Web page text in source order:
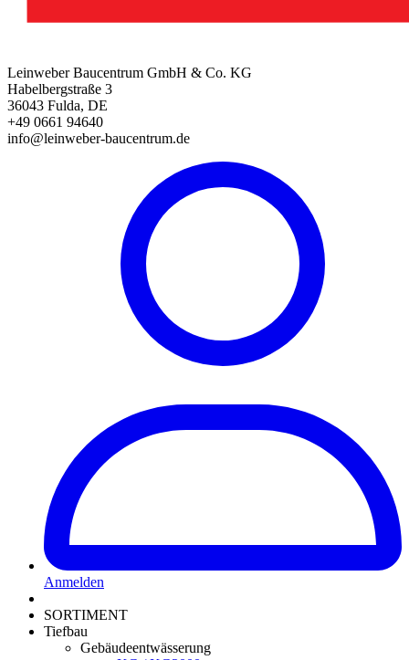
Leinweber Baucentrum GmbH & Co. KG
Habelbergstraße 3
36043 Fulda, DE
+49 0661 94640
info@leinweber-baucentrum.de
Anmelden
SORTIMENT
Tiefbau
Gebäudeentwässerung